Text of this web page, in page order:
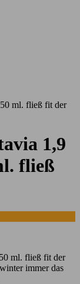
ml. fließ fit der
1,9
fließ
ml. fließ fit der
immer das